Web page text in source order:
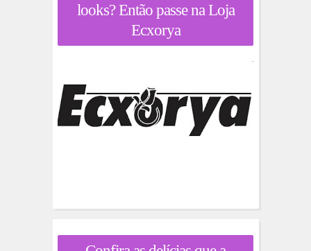
looks? Então passe na Loja
Ecxorya